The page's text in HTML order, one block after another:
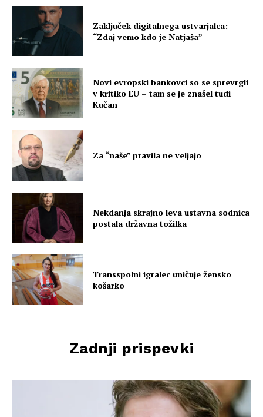
Zaključek digitalnega ustvarjalca:
“Zdaj vemo kdo je Natjaša”
Novi evropski bankovci so se sprevrgli
v kritiko EU – tam se je znašel tudi
Kučan
Za “naše” pravila ne veljajo
Nekdanja skrajno leva ustavna sodnica
postala državna tožilka
Transspolni igralec uničuje žensko
košarko
Zadnji prispevki